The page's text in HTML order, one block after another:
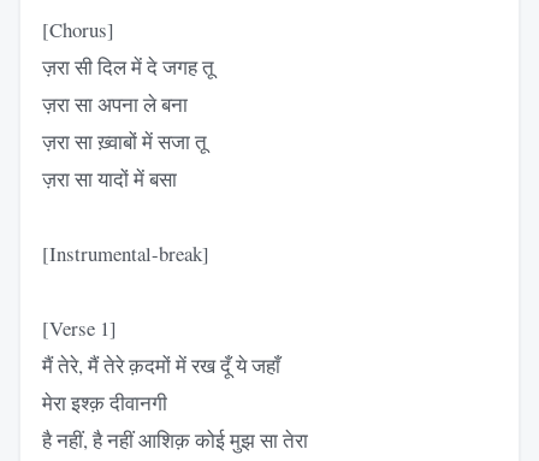
[Chorus]
ज़रा सी दिल में दे जगह तू
ज़रा सा अपना ले बना
ज़रा सा ख़्वाबों में सजा तू
ज़रा सा यादों में बसा
[Instrumental-break]
[Verse 1]
मैं तेरे, मैं तेरे क़दमों में रख दूँ ये जहाँ
मेरा इश्क़ दीवानगी
है नहीं, है नहीं आशिक़ कोई मुझ सा तेरा